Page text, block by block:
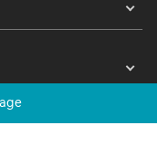
Ltd. All Rights Reserved.